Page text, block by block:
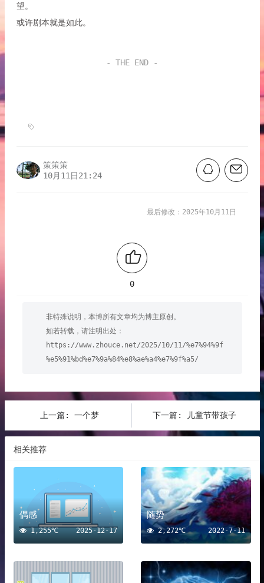
望。
或许剧本就是如此。
- THE END -
策策策
10月11日21:24
最后修改：2025年10月11日
0
非特殊说明，本博所有文章均为博主原创。
如若转载，请注明出处：
https://www.zhouce.net/2025/10/11/%e7%94%9f
%e5%91%bd%e7%9a%84%e8%ae%a4%e7%9f%a5/
上一篇: 一个梦 下一篇: 儿童节带孩子
相关推荐
偶感
2025-12-17
1,255℃
随势
2022-7-11
2,272℃